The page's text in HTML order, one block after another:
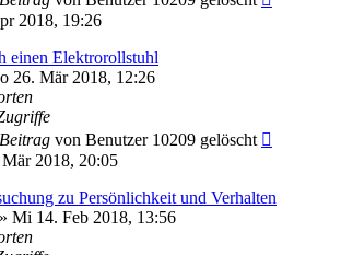
2018, 19:26
einen Elektrorollstuhl
26. Mär 2018, 12:26
von Benutzer 10209 gelöscht
2018, 20:05
zu Persönlichkeit und Verhalten
» Mi 14. Feb 2018, 13:56